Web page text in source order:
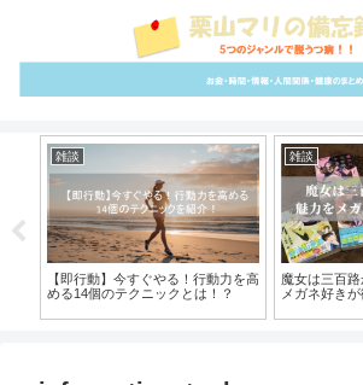
雑談
【即行動】今すぐやる！行動力を高
める14個のテクニックとは！？
雑談
魔女は三百
メガネ好き